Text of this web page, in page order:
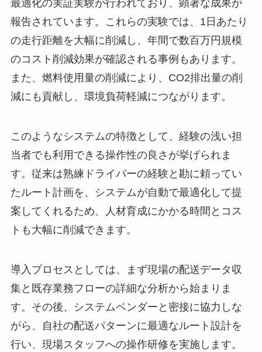
最適化の実証実験が行われており、顕著な成果が
報告されています。これらの実験では、1日あたり
の走行距離を大幅に削減し、年間で数百万円規模
のコスト削減効果が確認される事例もあります。
また、燃料使用量の削減により、CO2排出量の削
減にも貢献し、環境負荷軽減につながります。
このようなシステムの特徴として、経験の浅い担
当者でも利用できる操作性の良さが挙げられま
す。従来は熟練ドライバーの経験と勘に頼ってい
たルート計画を、システムが自動で最適化して提
案してくれるため、人材育成にかかる時間とコス
トも大幅に削減できます。
導入プロセスとしては、まず現場の配送データ収
集と既存業務フローの詳細な分析から始まりま
す。その後、システムベンダーと密接に協力しな
がら、自社の配送パターンに最適なルート設計を
行い、現場スタッフへの操作研修を実施します。